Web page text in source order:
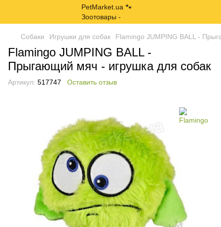
Собаки Игрушки для собак Flamingo JUMPING BALL -
Flamingo JUMPING BALL -
Прыгающий мяч - игрушка для собак
Артикул: 517747 Оставить отзыв